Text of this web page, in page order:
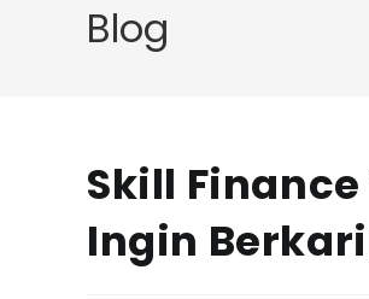
Blog
Skill
Ingin